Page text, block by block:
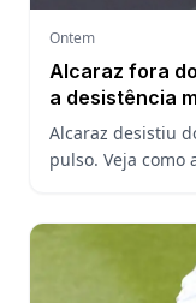
Ontem
Alcaraz fora
a desistência
defesa do US
Alcaraz desistiu
pulso. Veja como